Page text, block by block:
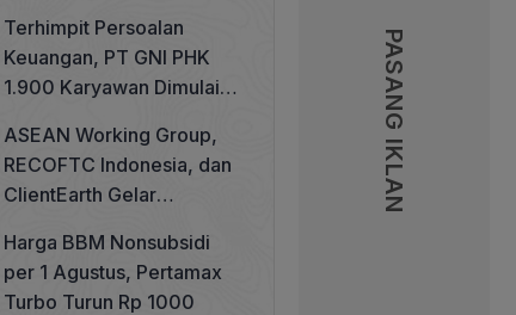
PASANG IKLAN
Terhimpit Persoalan
Keuangan, PT GNI PHK
1.900 Karyawan Dimulai 5
ASEAN Working Group,
RECOFTC Indonesia, dan
ClientEarth Gelar
Memperkuat Tata Kelola
Perhutanan Sosial
Harga BBM Nonsubsidi
per 1 Agustus, Pertamax
Turbo Turun Rp 1000